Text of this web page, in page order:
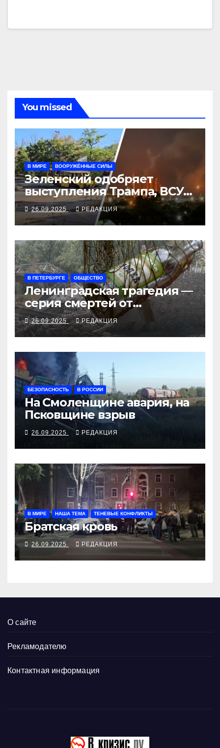
You missed
В МИРЕ ВООРУЖЁННЫЕ СИЛЫ
Зеленский одобряет
выступления Трампа, ВСУ
закрыли Добропольский
рубеж
26.09.2025 РЕДАКЦИЯ
В ПЕТЕРБУРГЕ ОБЩЕСТВО
Ленинградская трагедия —
серия смертей от
алкосуррогата
26.09.2025 РЕДАКЦИЯ
БЕЗОПАСНОСТЬ В РОССИИ
На Смоленщине авария, на
Псковщине взрыв
26.09.2025 РЕДАКЦИЯ
В МИРЕ НАША ТЕМА ТЕНЕВЫЕ КОНФЛИКТЫ
Братская кровь
26.09.2025 РЕДАКЦИЯ
О сайте
Рекламодателю
Контактная информация